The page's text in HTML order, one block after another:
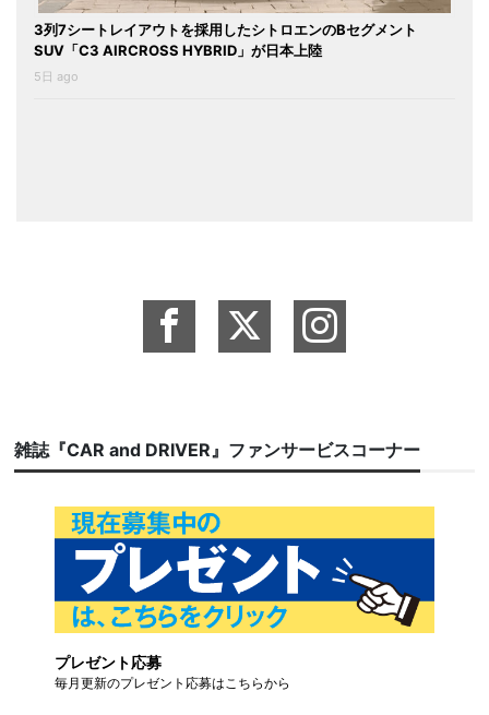
3列7シートレイアウトを採用したシトロエンのBセグメント
SUV「C3 AIRCROSS HYBRID」が日本上陸
5日 ago
雑誌『CAR and DRIVER』ファンサービスコーナー
プレゼント応募
毎月更新のプレゼント応募はこちらから